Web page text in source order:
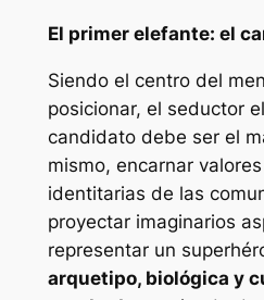
El primer elefante: el
Siendo el centro del
posicionar, el seductor
candidato debe ser el
mismo, encarnar
identitarias de las
proyectar imaginarios
representar un
arquetipo, biológica y